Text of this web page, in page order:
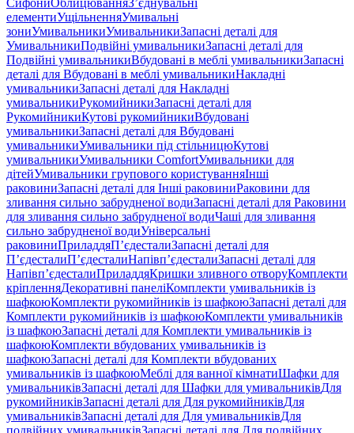
СифониОблицюванняЗ’єднувальні
елементиУщільненняУмивальні
зониУмивальникиУмивальникиЗапасні деталі для
УмивальникиПодвійні умивальникиЗапасні деталі для
Подвійні умивальникиВбудовані в меблі умивальникиЗапасні
деталі для Вбудовані в меблі умивальникиНакладні
умивальникиЗапасні деталі для Накладні
умивальникиРукомийникиЗапасні деталі для
РукомийникиКутові рукомийникиВбудовані
умивальникиЗапасні деталі для Вбудовані
умивальникиУмивальники під стільницюКутові
умивальникиУмивальники ComfortУмивальники для
дітейУмивальники групового користуванняІнші
раковиниЗапасні деталі для Інші раковиниРаковини для
зливання сильно забрудненої водиЗапасні деталі для Раковини
для зливання сильно забрудненої водиЧаші для зливання
сильно забрудненої водиУніверсальні
раковиниПриладдяП’єдесталиЗапасні деталі для
П’єдесталиП’єдесталиНапівп’єдесталиЗапасні деталі для
Напівп’єдесталиПриладдяКришки зливного отворуКомплекти
кріпленняДекоративні панеліКомплекти умивальників із
шафкоюКомплекти рукомийників із шафкоюЗапасні деталі для
Комплекти рукомийників із шафкоюКомплекти умивальників
із шафкоюЗапасні деталі для Комплекти умивальників із
шафкоюКомплекти вбудованих умивальників із
шафкоюЗапасні деталі для Комплекти вбудованих
умивальників із шафкоюМеблі для ванної кімнатиШафки для
умивальниківЗапасні деталі для Шафки для умивальниківДля
рукомийниківЗапасні деталі для Для рукомийниківДля
умивальниківЗапасні деталі для Для умивальниківДля
подвійних умивальниківЗапасні деталі для Для подвійних